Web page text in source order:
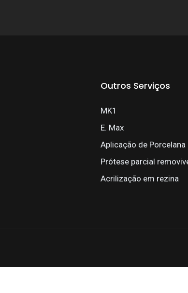
Outros Serviços
MK1
E. Max
Aplicação de Porcelana
Prótese parcial
Acrilização em rezina